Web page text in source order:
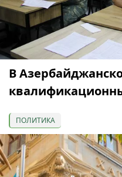
В
ПОЛИТИКА